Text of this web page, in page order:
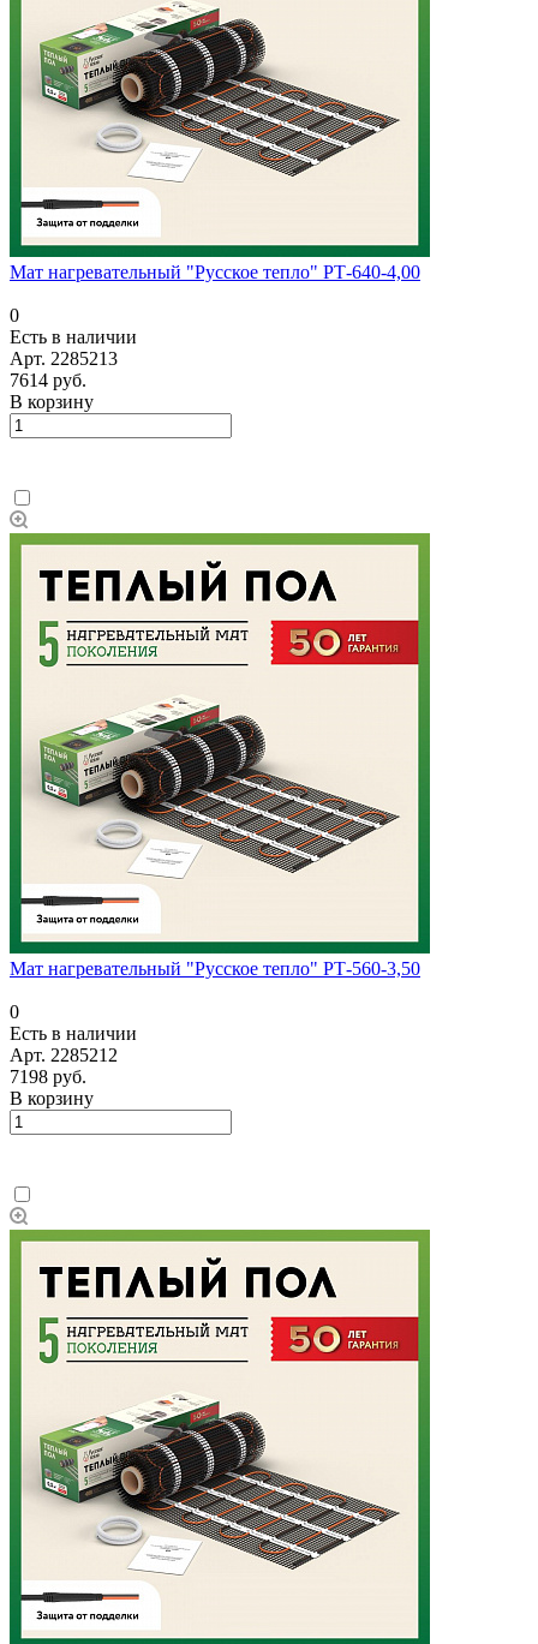
Мат нагревательный "Русское тепло" РТ-640-4,00
0
Есть в наличии
Арт. 2285213
7614 руб.
В корзину
Мат нагревательный "Русское тепло" РТ-560-3,50
0
Есть в наличии
Арт. 2285212
7198 руб.
В корзину